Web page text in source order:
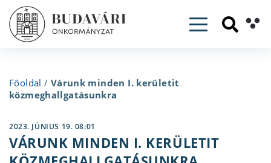
Toggle
Főoldal / Várunk minden I. kerületit
közmeghallgatásunkra
2023. JÚNIUS 19. 08:01
VÁRUNK MINDEN I. KERÜLETIT